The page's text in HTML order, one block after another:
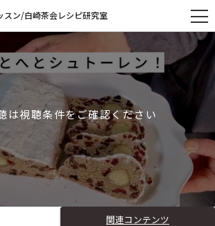
スン/白崎茶会レシピ研究室
は視聴条件をご確認ください
関連コンテンツ